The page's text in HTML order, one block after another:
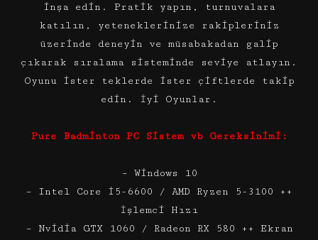
inşa edin. Pratik yapın, turnuvalara
katılın, yeteneklerinize rakipleriniz
üzerinde deneyin ve müsabakadan galip
çıkarak sıralama sisteminde seviye atlayın.
Oyunu ister teklerde ister çiftlerde takip
edin. İyi Oyunlar.
Pure Badminton PC Sistem vb Gereksinimi:
– Windows 10
– Intel Core i5-6600 / AMD Ryzen 5-3100 ++
İşlemci Hızı
– Nvidia GTX 1060 / Radeon RX 580 ++ Ekran